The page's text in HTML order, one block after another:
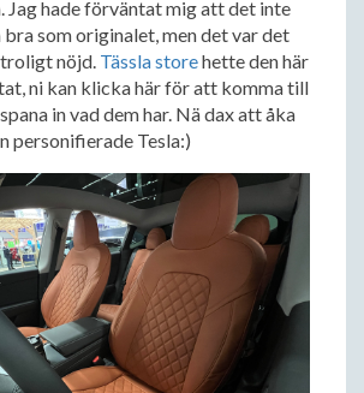
Jag hade förväntat mig att det inte
som originalet, men det var det
nöjd. Tässla storehette den här
ni kan klicka här för att komma till
in vad dem har. Nä dax att åka
personifierade Tesla:)